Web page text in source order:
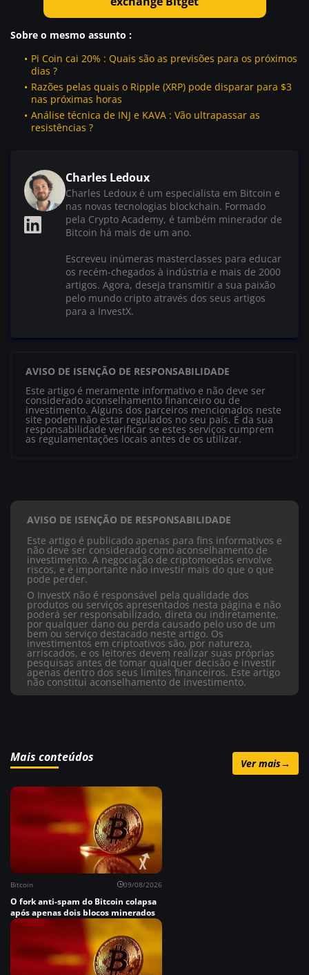
Sobre o mesmo assunto :
Pi Coin cai 20% : Quais são as previsões para os próximos
dias ?
Razões pelas quais o Ripple (XRP) pode disparar para $3
nas próximas horas
Análise técnica de INJ e KAVA : Vão ultrapassar as
resistências ?
Charles Ledoux
Charles Ledoux é um especialista em Bitcoin e
nas novas tecnologias blockchain. Formado
pela Crypto Academy, é também minerador de
Bitcoin há mais de um ano.
Escreveu inúmeras masterclasses para educar
os recém-chegados à indústria e mais de 2000
artigos. Agora, deseja transmitir a sua paixão
pelo mundo cripto através dos seus artigos
para a InvestX.
AVISO DE ISENÇÃO DE RESPONSABILIDADE
Este artigo é meramente informativo e não deve ser
considerado aconselhamento financeiro ou de
investimento. Alguns dos parceiros mencionados neste
site podem não estar regulados no seu país. É da sua
responsabilidade verificar se estes serviços cumprem
as regulamentações locais antes de os utilizar.
AVISO DE ISENÇÃO DE RESPONSABILIDADE
Este artigo é publicado apenas para fins informativos e
não deve ser considerado como aconselhamento de
investimento. A negociação de criptomoedas envolve
riscos, e é importante não investir mais do que o que
pode perder.
O InvestX não é responsável pela qualidade dos
produtos ou serviços apresentados nesta página e não
poderá ser responsabilizado, direta ou indiretamente,
por qualquer dano ou perda causado pelo uso de um
bem ou serviço destacado neste artigo. Os
investimentos em criptoativos são, por natureza,
arriscados, e os leitores devem realizar suas próprias
pesquisas antes de tomar qualquer decisão e investir
apenas dentro dos seus limites financeiros. Este artigo
não constitui aconselhamento de investimento.
Mais conteúdos Ver mais→
Bitcoin 09/08/2026
O fork anti-spam do Bitcoin colapsa
após apenas dois blocos minerados